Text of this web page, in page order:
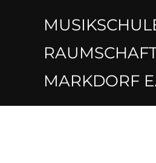
MARKDORF